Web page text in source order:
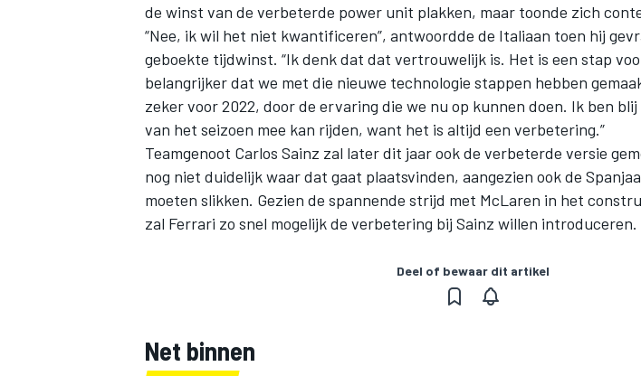
de winst van de verbeterde power unit plakken, maar toonde zich
“Nee, ik wil het niet kwantificeren”, antwoordde de Italiaan toen hij
geboekte tijdwinst. “Ik denk dat dat vertrouwelijk is. Het is een stap
belangrijker dat we met die nieuwe technologie stappen hebben
zeker voor 2022, door de ervaring die we nu op kunnen doen. Ik ben
van het seizoen mee kan rijden, want het is altijd een verbetering.”
Teamgenoot Carlos Sainz zal later dit jaar ook de verbeterde versie
nog niet duidelijk waar dat gaat plaatsvinden, aangezien ook de
moeten slikken. Gezien de spannende strijd met McLaren in het
zal Ferrari zo snel mogelijk de verbetering bij Sainz willen introduceren.
Deel of bewaar dit artikel
Net binnen